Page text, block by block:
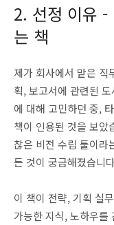
2. 선정 이유 -
는 책
제가 회사에서 맡은 직
획, 보고서에 관련된
에 대해 고민하던 중,
책이 인용된 것을 보았
찮은 비전 수립 툴이라
든 것이 궁금해졌습니
이 책이 전략, 기획 실
가능한 지식, 노하우를